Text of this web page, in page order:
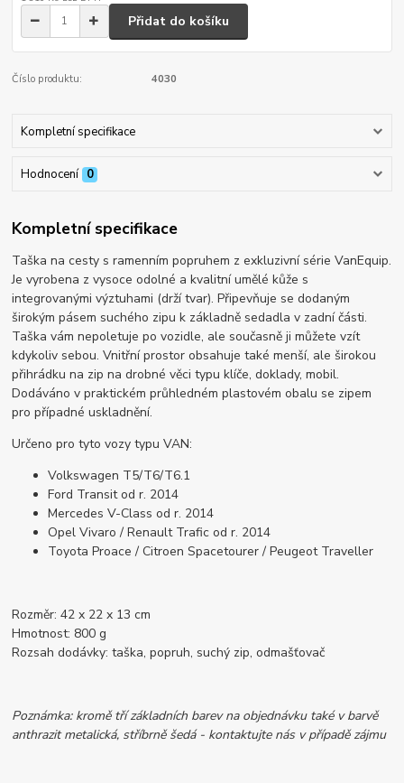
Přidat do košíku
Číslo produktu: 4030
Kompletní specifikace
Hodnocení 0
Kompletní specifikace
Taška na cesty s ramenním popruhem z exkluzivní série VanEquip.
Je vyrobena z vysoce odolné a kvalitní umělé kůže s
integrovanými výztuhami (drží tvar). Připevňuje se dodaným
širokým pásem suchého zipu k základně sedadla v zadní části.
Taška vám nepoletuje po vozidle, ale současně ji můžete vzít
kdykoliv sebou. Vnitřní prostor obsahuje také menší, ale širokou
přihrádku na zip na drobné věci typu klíče, doklady, mobil.
Dodáváno v praktickém průhledném plastovém obalu se zipem
pro případné uskladnění.
Určeno pro tyto vozy typu VAN:
Volkswagen T5/T6/T6.1
Ford Transit od r. 2014
Mercedes V-Class od r. 2014
Opel Vivaro / Renault Trafic od r. 2014
Toyota Proace / Citroen Spacetourer / Peugeot Traveller
Rozměr: 42 x 22 x 13 cm
Hmotnost: 800 g
Rozsah dodávky: taška, popruh, suchý zip, odmašťovač
Poznámka: kromě tří základních barev na objednávku také v barvě
anthrazit metalická, stříbrně šedá - kontaktujte nás v případě zájmu